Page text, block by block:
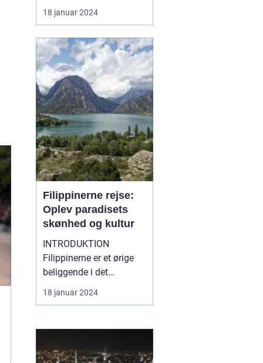
eventyrlystne rejse...
18 januar 2024
Filippinerne rejse:
Oplev paradisets
skønhed og kultur
INTRODUKTION
Filippinerne er et ørige
beliggende i det
sydøstlige Asien,
bestående af 7.641
byder på en fantastisk
skønhed, kulturel
18 januar 2024